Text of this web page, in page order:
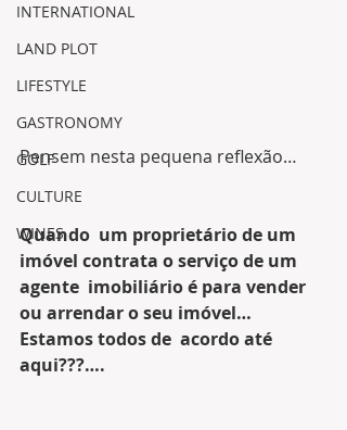
INTERNATIONAL
LAND PLOT
LIFESTYLE
GASTRONOMY
GOLF
CULTURE
WINES
Pensem nesta pequena reflexão…
Quando  um proprietário de um
imóvel contrata o serviço de um
agente  imobiliário é para vender
ou arrendar o seu imóvel…
Estamos todos de  acordo até
aqui???….